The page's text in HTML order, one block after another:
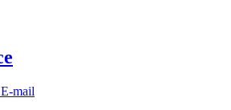
E-mail